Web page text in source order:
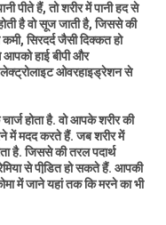
पीते हैं, तो शरीर में पानी हद से
है वो सूज जाती है, जिससे की
सिरदर्द जैसी दिक्कत हो
हाई बीपी और
ओवरहाइड्रेशन से
होता है. वो आपके शरीर की
में मदद करते हैं. जब शरीर में
है. जिससे की तरल पदार्थ
से पीडि़त हो सकते हैं. आपकी
में जाने यहां तक कि मरने का भी